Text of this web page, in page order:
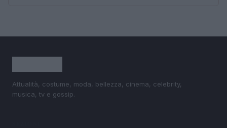
Attualità, costume, moda, bellezza, cinema, celebrity,
musica, tv e gossip.